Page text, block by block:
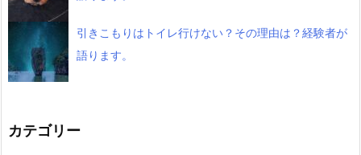
引きこもりはトイレ行けない？その理由は？経験者が
語ります。
カテゴリー